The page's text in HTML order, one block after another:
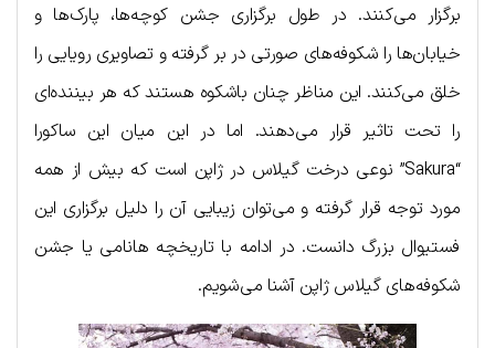
برگزار می‌کنند. در طول برگزاری جشن کوچه‌ها، پارک‌ها و
خیابان‌ها را شکوفه‌های صورتی در بر گرفته و تصاویری رویایی را
خلق می‌کنند. این مناظر چنان باشکوه هستند که هر بیننده‌ای
را تحت تاثیر قرار می‌دهند. اما در این میان این ساکورا
“Sakura” نوعی درخت گیلاس در ژاپن است که بیش از همه
مورد توجه قرار گرفته و می‌توان زیبایی آن را دلیل برگزاری این
فستیوال بزرگ دانست. در ادامه با تاریخچه هانامی یا جشن
شکوفه‌های گیلاس ژاپن آشنا می‌شویم.